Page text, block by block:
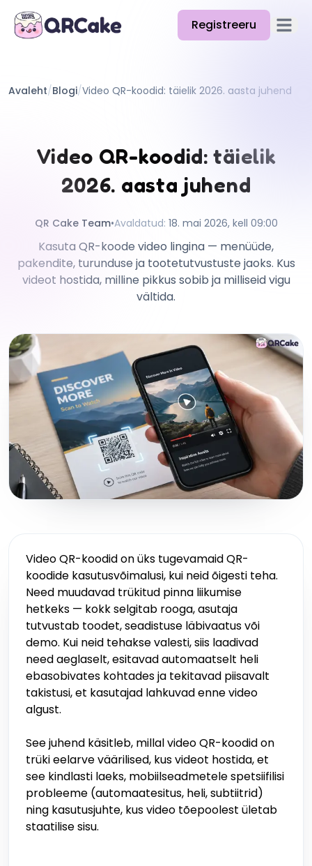
Registreeru Ava
Hinnakiri
Dokumentatsioon
API
Avaleht/Blogi/Video QR-koodid: täielik 2026. aasta juhend
Video QR-koodid: täielik
2026. aasta juhend
QR Cake Team•Avaldatud: 18. mai 2026, kell 09:00
Kasuta QR-koode video lingina — menüüde,
pakendite, turunduse ja tootetutvustuste jaoks. Kus
videot hostida, milline pikkus sobib ja milliseid vigu
vältida.
Video QR-koodid on üks tugevamaid QR-
koodide kasutusvõimalusi, kui neid õigesti teha.
Need muudavad trükitud pinna liikumise
hetkeks — kokk selgitab rooga, asutaja
tutvustab toodet, seadistuse läbivaatus või
demo. Kui neid tehakse valesti, siis laadivad
need aeglaselt, esitavad automaatselt heli
ebasobivates kohtades ja tekitavad piisavalt
takistusi, et kasutajad lahkuvad enne video
algust.
See juhend käsitleb, millal video QR-koodid on
trüki eelarve väärilised, kus videot hostida, et
see kindlasti laeks, mobiilseadmetele spetsiifilisi
probleeme (automaatesitus, heli, subtiitrid)
ning kasutusjuhte, kus video tõepoolest ületab
staatilise sisu.